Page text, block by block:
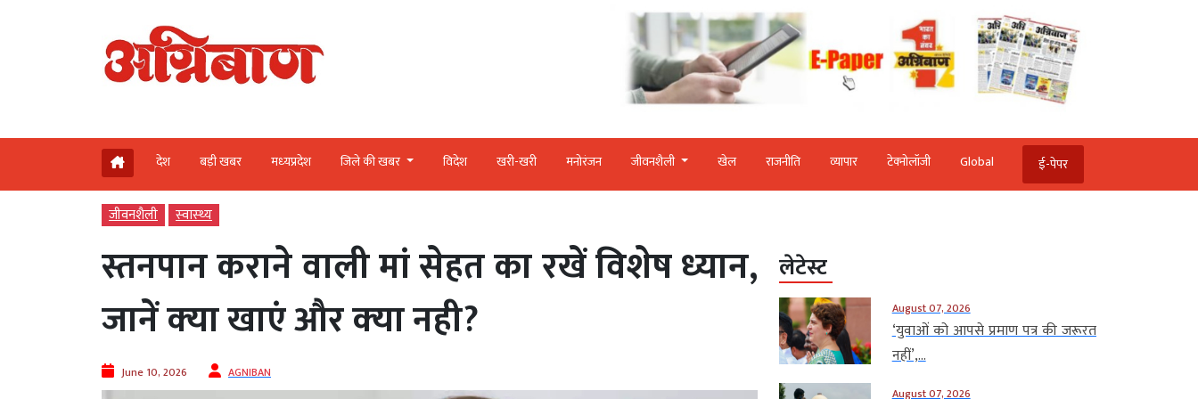
देश बड़ी खबर मध्‍यप्रदेश जिले की खबर विदेश खरी-खरी मनोरंजन जीवनशैली खेल राजनीति व्‍यापार टेक्‍नोलॉजी Global ई-पेपर
जीवनशैली स्‍वास्‍थ्‍य
स्तनपान कराने वाली मां सेहत का रखें विशेष ध्‍यान,
जानें क्‍या खाएं और क्‍या नही?
June 10, 2026 AGNIBAN
लेटेस्ट
August 07, 2026
‘युवाओं को आपसे प्रमाण पत्र की जरूरत
नहीं’,...
August 07, 2026